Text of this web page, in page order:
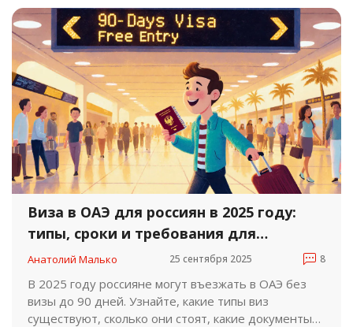
Виза в ОАЭ для россиян в 2025 году:
типы, сроки и требования для
туристов
Анатолий Малько 25 сентября 2025 8
В 2025 году россияне могут въезжать в ОАЭ без
визы до 90 дней. Узнайте, какие типы виз
существуют, сколько они стоят, какие документы